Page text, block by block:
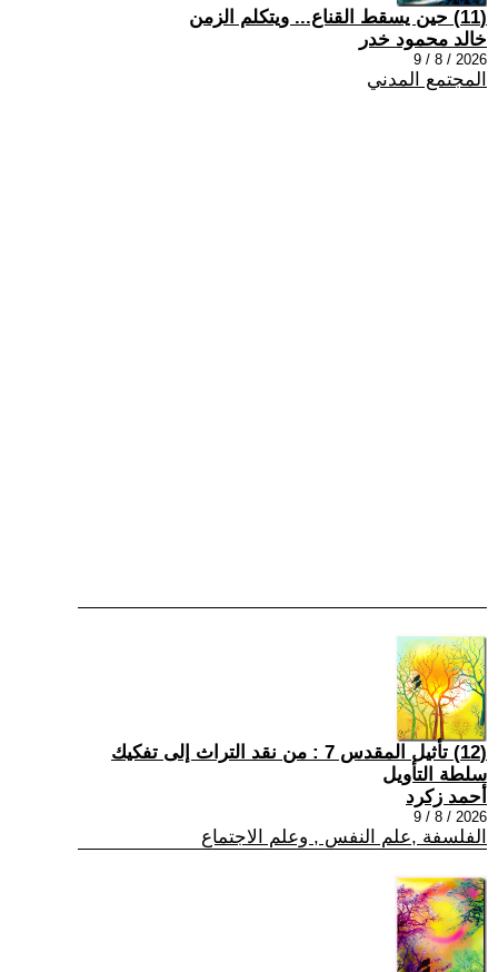
(11) حين يسقط القناع... ويتكلم الزمن
خالد محمود خدر
2026 / 8 / 9
المجتمع المدني
(12) تأثيل المقدس 7 : من نقد التراث إلى تفكيك
سلطة التأويل
أحمد زكرد
2026 / 8 / 9
الفلسفة ,علم النفس , وعلم الاجتماع